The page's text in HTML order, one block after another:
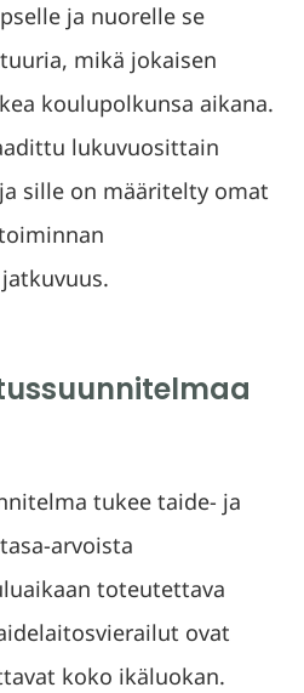
ja nuorelle se
mikä jokaisen
koulupolkunsa aikana.
lukuvuosittain
sille on määritelty omat
tukee taide- ja
arvoista
toteutettava
ovat
koko ikäluokan.